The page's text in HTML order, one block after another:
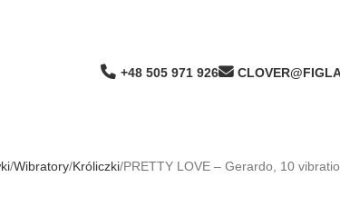
+48 505 971 926
Wibratory Króliczki PRETTY LOVE – Gerardo, 10